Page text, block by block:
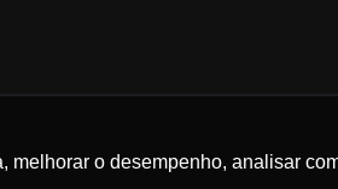
o desempenho, analisar